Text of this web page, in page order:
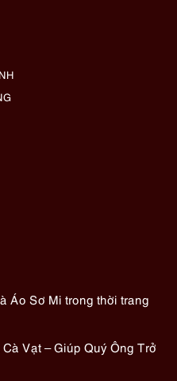
Áo Sơ Mi trong thời trang
Vạt – Giúp Quý Ông Trở